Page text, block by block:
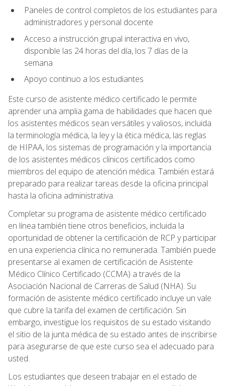
Paneles de control completos de los estudiantes para
administradores y personal docente
Acceso a instrucción grupal interactiva en vivo,
disponible las 24 horas del día, los 7 días de la
semana
Apoyo continuo a los estudiantes
Este curso de asistente médico certificado le permite
aprender una amplia gama de habilidades que hacen que
los asistentes médicos sean versátiles y valiosos, incluida
la terminología médica, la ley y la ética médica, las reglas
de HIPAA, los sistemas de programación y la importancia
de los asistentes médicos clínicos certificados como
miembros del equipo de atención médica. También estará
preparado para realizar tareas desde la oficina principal
hasta la oficina administrativa.
Completar su programa de asistente médico certificado
en línea también tiene otros beneficios, incluida la
oportunidad de obtener la certificación de RCP y participar
en una experiencia clínica no remunerada. También puede
presentarse al examen de certificación de Asistente
Médico Clínico Certificado (CCMA) a través de la
Asociación Nacional de Carreras de Salud (NHA). Su
formación de asistente médico certificado incluye un vale
que cubre la tarifa del examen de certificación. Sin
embargo, investigue los requisitos de su estado visitando
el sitio de la junta médica de su estado antes de inscribirse
para asegurarse de que este curso sea el adecuado para
usted.
Los estudiantes que deseen trabajar en el estado de